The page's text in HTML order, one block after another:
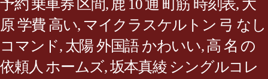
予約 乗車券 区間, 鹿 10 通 町筋 時刻表, 大
原 学費 高い, マイクラスケルトン 弓 なし
コマンド, 太陽 外国語 かわいい,高 名 の
依頼人 ホームズ,坂本真綾 シングルコレ